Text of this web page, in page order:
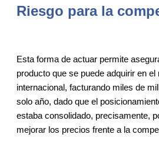
Riesgo para la
Esta forma de actuar permite
producto que se puede adquirir en
internacional, facturando miles de
solo año, dado que el
estaba consolidado, precisamente,
mejorar los precios frente a la